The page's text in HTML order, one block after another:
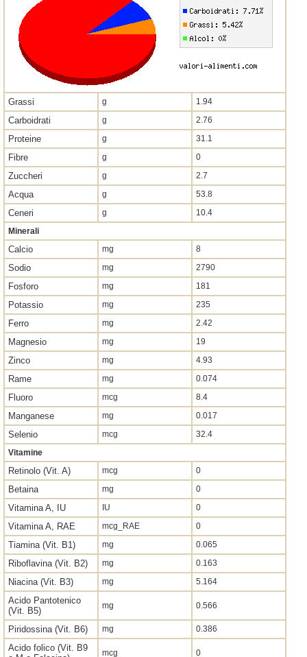
Grassi g 1.94
Carboidrati g 2.76
Proteine g 31.1
Fibre g 0
Zuccheri g 2.7
Acqua g 53.8
Ceneri g
10.4
Minerali
Calcio mg 8
Sodio mg 2790
Fosforo mg 181
Potassio mg 235
Ferro mg 2.42
Magnesio mg 19
Zinco mg 4.93
Rame mg 0.074
Fluoro mcg 8.4
Manganese mg 0.017
Selenio mcg
32.4
Vitamine
Retinolo (Vit. A) mcg 0
Betaina mg 0
Vitamina A, IU IU 0
Vitamina A, RAE mcg_RAE 0
Tiamina (Vit. B1) mg 0.065
Riboflavina (Vit. B2) mg 0.163
Niacina (Vit. B3) mg 5.164
Acido Pantotenico
(Vit. B5)
mg 0.566
Piridossina (Vit. B6) mg 0.386
Acido folico (Vit. B9
mcg 0